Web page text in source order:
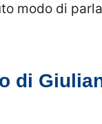
modo di
di